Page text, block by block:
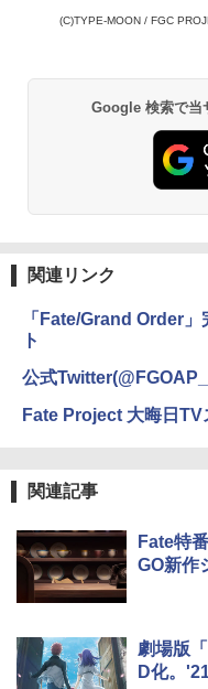
(C)TYPE-MOON / FGC
Google 検索で当
関連リンク
「Fate/Grand Order
ト
公式
Fate Project 大晦日TV
関連記事
Fate特
GO新作
劇場版
D化。